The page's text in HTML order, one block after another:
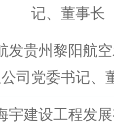
记、董事长
发贵州黎阳航
公司党委书记、
宇建设工程发